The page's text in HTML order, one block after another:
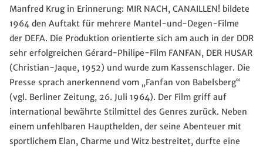
Manfred Krug in Erinnerung: MIR NACH, CANAILLEN! bildete
1964 den Auftakt für mehrere Mantel-und-Degen-Filme
der DEFA. Die Produktion orientierte sich am auch in der DDR
sehr erfolgreichen Gérard-Philipe-Film FANFAN, DER HUSAR
(Christian-Jaque, 1952) und wurde zum Kassenschlager. Die
Presse sprach anerkennend vom „Fanfan von Babelsberg“
(vgl. Berliner Zeitung, 26. Juli 1964). Der Film griff auf
international bewährte Stilmittel des Genres zurück. Neben
einem unfehlbaren Haupthelden, der seine Abenteuer mit
sportlichem Elan, Charme und Witz bestreitet, durfte eine